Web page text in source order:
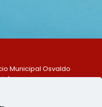
Municipal Osvaldo
CEP: 553370-128